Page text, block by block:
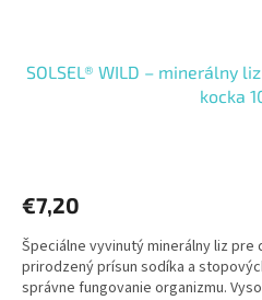
SOLSEL® WILD – minerálny
kocka
€7,20
Špeciálne vyvinutý minerálny liz pre
prirodzený prísun sodíka a
správne fungovanie organizmu.